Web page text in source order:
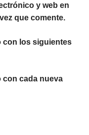
y web en
que comente.
con los siguientes
con cada nueva